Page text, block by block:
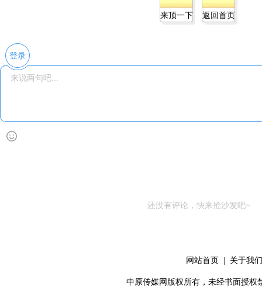
来顶一下 返回首页
登录
还没有评论，快来抢沙发吧~
网站首页 关于我们
中原传媒网版权所有，未经书面授权